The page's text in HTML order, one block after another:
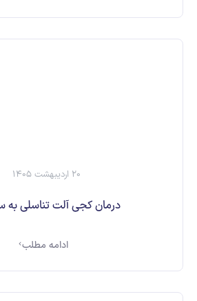
20 اردیبهشت 1405
درمان کجی آلت تناسلی به
ادامه مطلب